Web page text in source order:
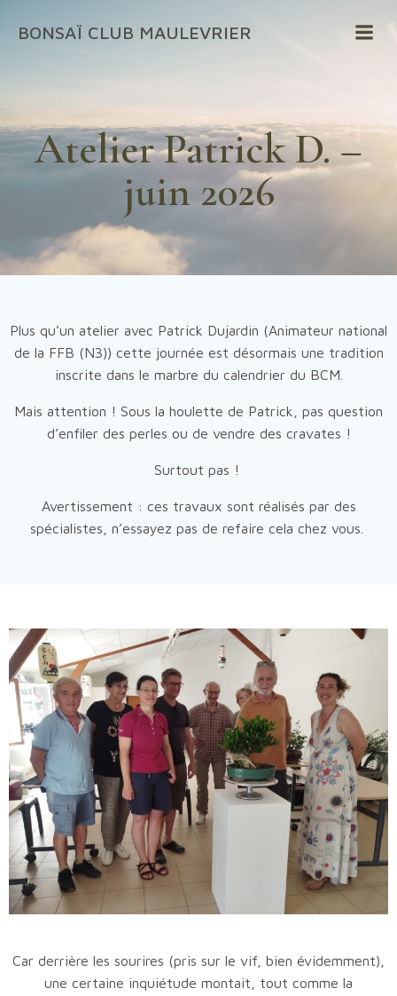
au
BONSAÏ CLUB MAULEVRIER
Atelier Patrick D. –
juin 2026
Plus qu’un atelier avec Patrick Dujardin (Animateur national
de la FFB (N3)) cette journée est désormais une tradition
inscrite dans le marbre du calendrier du BCM.
Mais attention ! Sous la houlette de Patrick, pas question
d’enfiler des perles ou de vendre des cravates !
Surtout pas !
Avertissement : ces travaux sont réalisés par des
spécialistes, n’essayez pas de refaire cela chez vous.
Car derrière les sourires (pris sur le vif, bien évidemment),
une certaine inquiétude montait, tout comme la